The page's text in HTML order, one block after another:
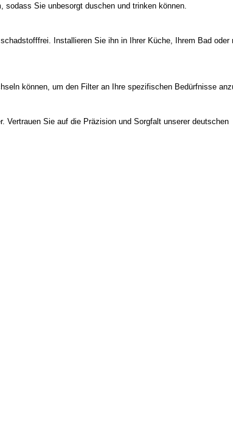
Sie unbesorgt duschen und trinken können.
Installieren Sie ihn in Ihrer Küche, Ihrem Bad oder
können, um den Filter an Ihre spezifischen Bedürfnisse
Vertrauen Sie auf die Präzision und Sorgfalt unserer deutschen